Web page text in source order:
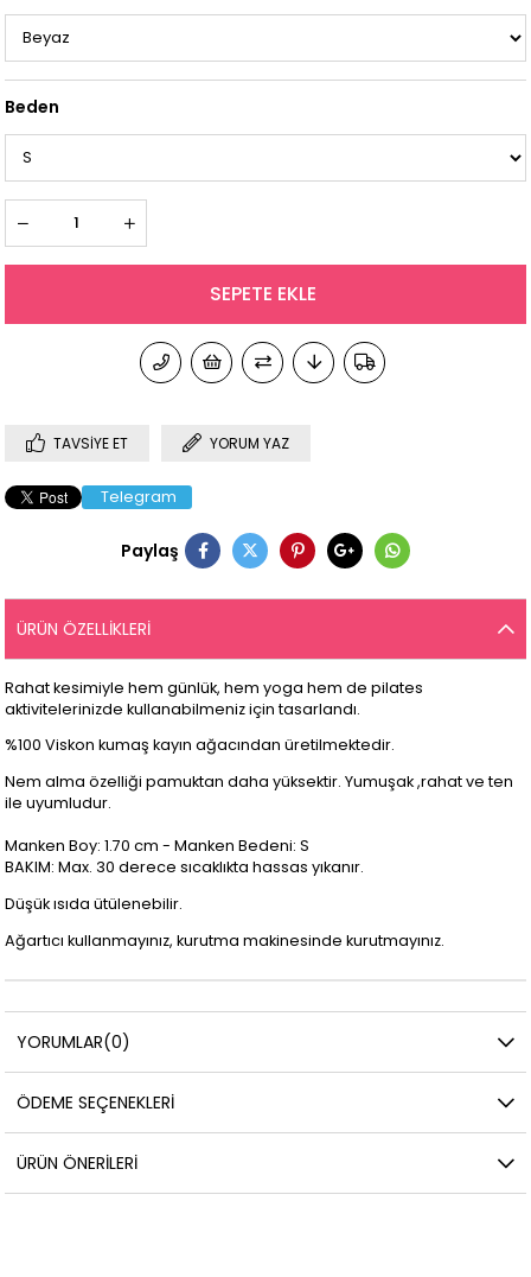
Beden
TAVSIYE ET YORUM YAZ
Telegram
Paylaş
ÜRÜN ÖZELLIKLERI
Rahat kesimiyle hem günlük, hem yoga hem de pilates
aktivitelerinizde kullanabilmeniz için tasarlandı.
%100 Viskon kumaş kayın ağacından üretilmektedir.
Nem alma özelliği pamuktan daha yüksektir. Yumuşak ,rahat ve ten
ile uyumludur.
Manken Boy: 1.70 cm - Manken Bedeni: S
BAKIM: Max. 30 derece sıcaklıkta hassas yıkanır.
Düşük ısıda ütülenebilir.
Ağartıcı kullanmayınız, kurutma makinesinde kurutmayınız.
YORUMLAR(0)
ÖDEME SEÇENEKLERI
ÜRÜN ÖNERILERI